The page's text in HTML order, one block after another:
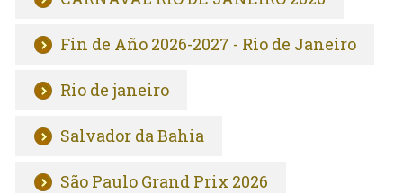
Fin de Año 2026-2027 - Rio de Janeiro
Rio de janeiro
Salvador da Bahia
São Paulo Grand Prix 2026